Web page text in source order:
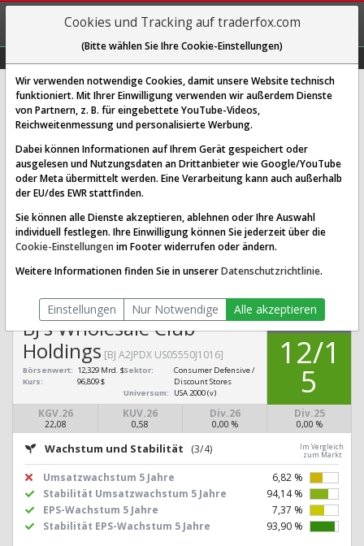
REGIS-
TRIEREN
BJ's Wholesale Club Holdings
Aktie: Realtime-Kurs & Analyse
(A2JPDX | BJ)
SCORING SYSTEMS:
Qualitäts-Check Dividenden-Check
Wachstums-Check
geeignet?
BJ's Wholesale Club
Holdings [BJ A2JPDX US05550J1016]
Börsenwert: 12,329 Mrd. $
Kurs:
96,809 $
Sektor:
Consumer Defensive /
Discount Stores
Universum:
USA 2000 (v)
KGV.26
22,08
KUV.26
0,58
Div.26
0,00 %
Div.25
0,00 %
QUALITÄTS-
12/1
5
Wachstum und Stabilität (3/4)
Im Vergleich
zum Markt
Umsatzwachstum 5 Jahre
6,82 %
Stabilität Umsatzwachstum 5 Jahre
94,14 %
EPS-Wachstum 5 Jahre
7,37 %
Stabilität EPS-Wachstum 5 Jahre
93,90 %
Cookies und Tracking auf traderfox.com
(Bitte wählen Sie Ihre Cookie-Einstellungen)
Wir verwenden notwendige Cookies, damit unsere Website technisch
funktioniert. Mit Ihrer Einwilligung verwenden wir außerdem Dienste
von Partnern, z. B. für eingebettete YouTube-Videos,
Reichweitenmessung und personalisierte Werbung.
Dabei können Informationen auf Ihrem Gerät gespeichert oder
ausgelesen und Nutzungsdaten an Drittanbieter wie Google/YouTube
oder Meta übermittelt werden. Eine Verarbeitung kann auch außerhalb
der EU/des EWR stattfinden.
Sie können alle Dienste akzeptieren, ablehnen oder Ihre Auswahl
individuell festlegen. Ihre Einwilligung können Sie jederzeit über die
Cookie-Einstellungen im Footer widerrufen oder ändern.
Weitere Informationen finden Sie in unsererDatenschutzrichtlinie.
Einstellungen Nur Notwendige Alle akzeptieren